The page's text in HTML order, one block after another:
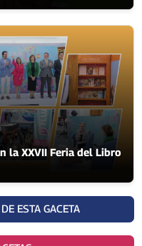
la XXVII Feria del Libro
ESTA GACETA